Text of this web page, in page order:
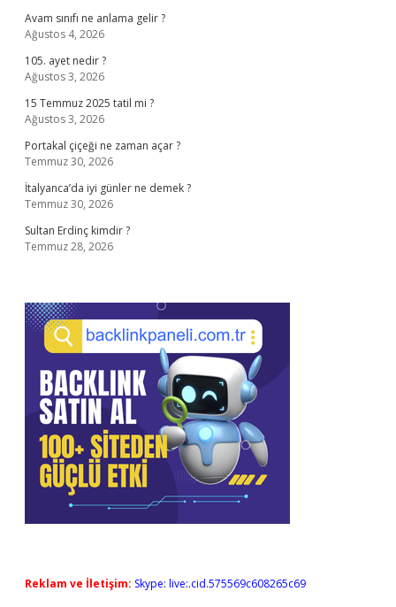
Avam sınıfı ne anlama gelir ?
Ağustos 4, 2026
105. ayet nedir ?
Ağustos 3, 2026
15 Temmuz 2025 tatil mi ?
Ağustos 3, 2026
Portakal çiçeği ne zaman açar ?
Temmuz 30, 2026
İtalyanca’da iyi günler ne demek ?
Temmuz 30, 2026
Sultan Erdinç kimdir ?
Temmuz 28, 2026
Reklam ve İletişim: Skype: live:.cid.575569c608265c69